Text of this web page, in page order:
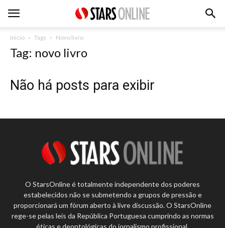
Inicio Tags Novo livro
Tag: novo livro
Não há posts para exibir
O StarsOnline é totalmente independente dos poderes
estabelecidos não se submetendo a grupos de pressão e
proporcionará um fórum aberto à livre discussão. O StarsOnline
rege-se pelas leis da República Portuguesa cumprindo as normas